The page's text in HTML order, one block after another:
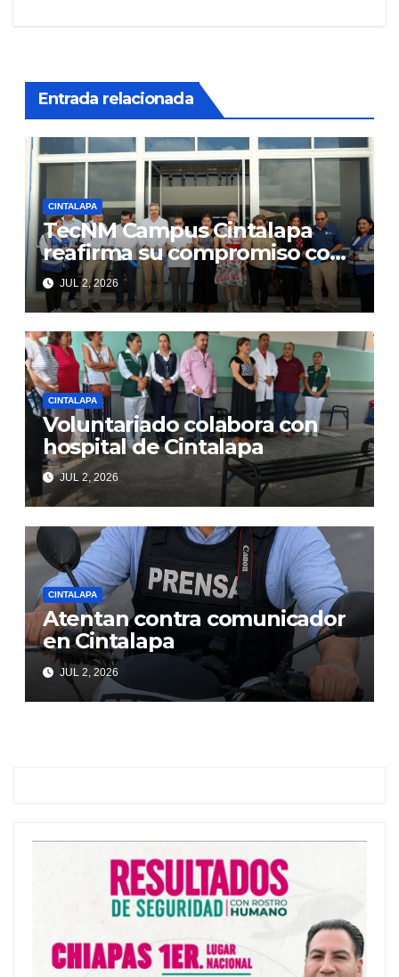
Entrada relacionada
CINTALAPA
TecNM Campus Cintalapa
reafirma su compromiso con
la Excelencia Educativa al
inaugurar el edificio “Juan
Pablo Montes de Oca
Avendaño”
JUL 2, 2026
CINTALAPA
Voluntariado colabora con
hospital de Cintalapa
JUL 2, 2026
CINTALAPA
Atentan contra comunicador
en Cintalapa
JUL 2, 2026